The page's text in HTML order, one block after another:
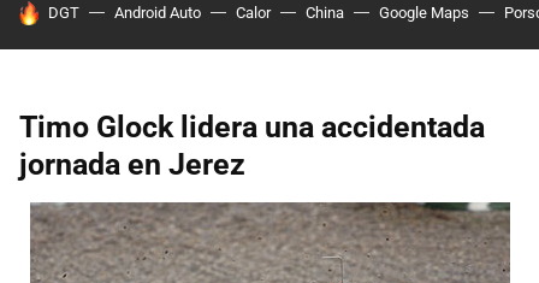
HOY SE HABLA DE
DGT Android Auto Calor China Google Maps
Timo Glock lidera una accidentada
jornada en Jerez